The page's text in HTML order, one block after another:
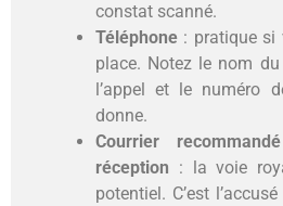
constat scanné.
Téléphone : pratique si
place. Notez le nom du
l’appel et le numéro
donne.
Courrier
réception : la voie
potentiel. C’est